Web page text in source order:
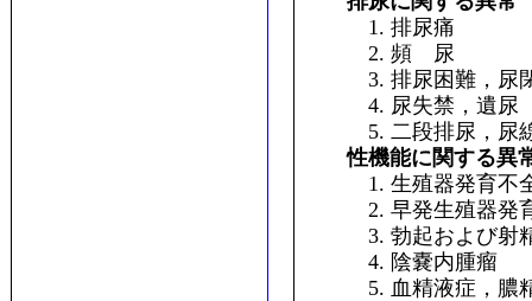
1. 排尿痛
2. 頻 尿
3. 排尿困難，尿
4. 尿失禁，遺尿
5. 二段排尿，尿
性機能に関する異
1. 生殖器発育不
2. 早発生殖器発
3. 勃起および射
4. 陰嚢内腫瘤
5. 血精液症，膿